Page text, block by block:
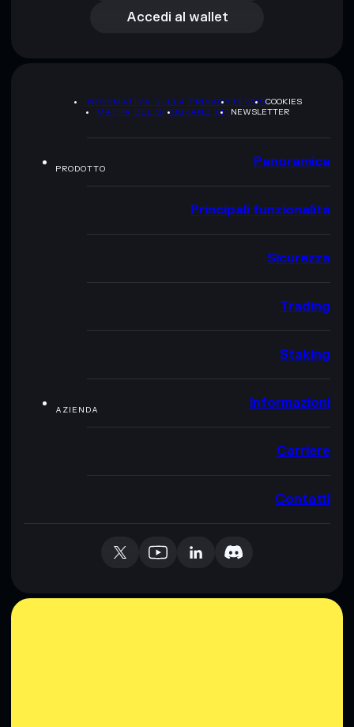
Accedi al wallet
INFORMATIVA SULLA PRIVACYTERMSCOOKIES
MAPPA DEL SITOBRAND KITNEWSLETTER
PRODOTTO Panoramica
Principali funzionalità
Sicurezza
Trading
Staking
AZIENDA Informazioni
Carriere
Contatti